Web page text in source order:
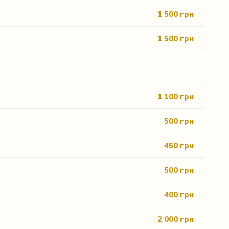
1 500 грн
1 500 грн
1 100 грн
500 грн
450 грн
500 грн
400 грн
2 000 грн